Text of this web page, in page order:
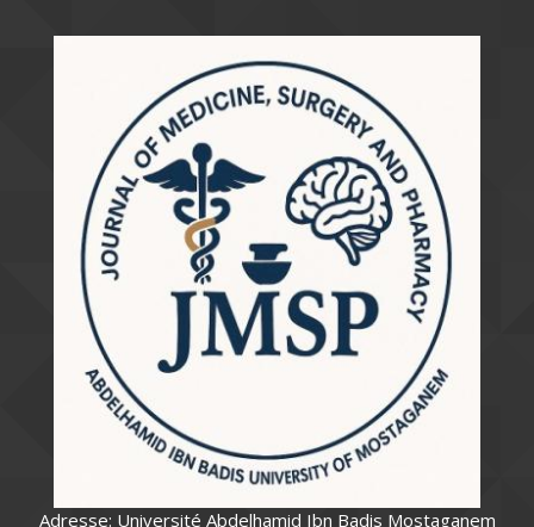
Adresse: Université Abdelhamid Ibn Badis Mostaganem